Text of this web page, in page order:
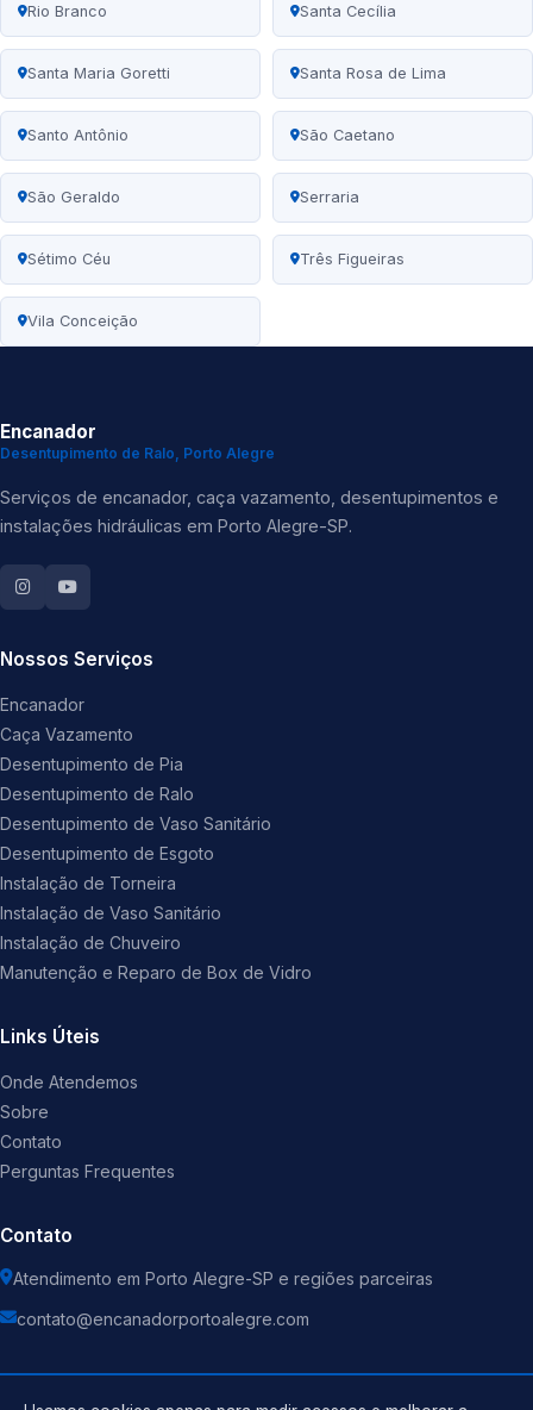
Rio Branco Santa Cecília
Santa Maria Goretti Santa Rosa de Lima
Santo Antônio São Caetano
São Geraldo Serraria
Sétimo Céu Três Figueiras
Vila Conceição
Encanador
Desentupimento de Ralo, Porto Alegre
Serviços de encanador, caça vazamento, desentupimentos e
instalações hidráulicas em Porto Alegre-SP.
Nossos Serviços
Encanador
Caça Vazamento
Desentupimento de Pia
Desentupimento de Ralo
Desentupimento de Vaso Sanitário
Desentupimento de Esgoto
Instalação de Torneira
Instalação de Vaso Sanitário
Instalação de Chuveiro
Manutenção e Reparo de Box de Vidro
Links Úteis
Onde Atendemos
Sobre
Contato
Perguntas Frequentes
Contato
Atendimento em Porto Alegre-SP e regiões parceiras
contato@encanadorportoalegre.com